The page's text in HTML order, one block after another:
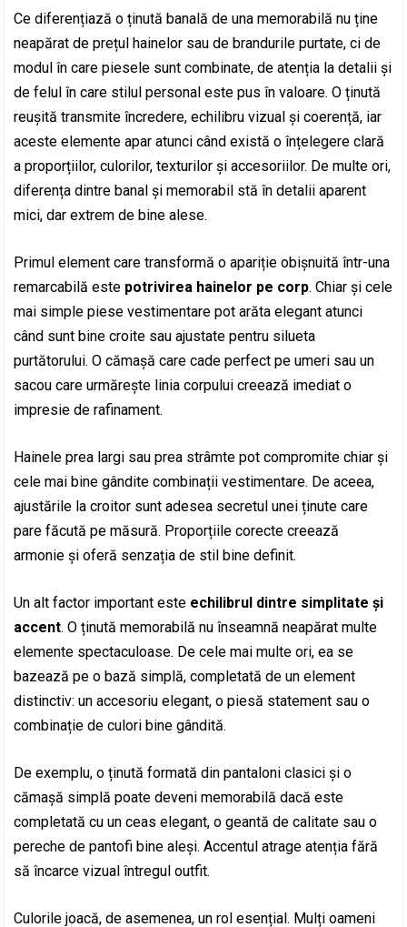
Ce diferențiază o ținută banală de una memorabilă nu ține
neapărat de prețul hainelor sau de brandurile purtate, ci de
modul în care piesele sunt combinate, de atenția la detalii și
de felul în care stilul personal este pus în valoare. O ținută
reușită transmite încredere, echilibru vizual și coerență, iar
aceste elemente apar atunci când există o înțelegere clară
a proporțiilor, culorilor, texturilor și accesoriilor. De multe ori,
diferența dintre banal și memorabil stă în detalii aparent
mici, dar extrem de bine alese.
Primul element care transformă o apariție obișnuită într-una
remarcabilă este potrivirea hainelor pe corp. Chiar și cele
mai simple piese vestimentare pot arăta elegant atunci
când sunt bine croite sau ajustate pentru silueta
purtătorului. O cămașă care cade perfect pe umeri sau un
sacou care urmărește linia corpului creează imediat o
impresie de rafinament.
Hainele prea largi sau prea strâmte pot compromite chiar și
cele mai bine gândite combinații vestimentare. De aceea,
ajustările la croitor sunt adesea secretul unei ținute care
pare făcută pe măsură. Proporțiile corecte creează
armonie și oferă senzația de stil bine definit.
Un alt factor important este echilibrul dintre simplitate și
accent. O ținută memorabilă nu înseamnă neapărat multe
elemente spectaculoase. De cele mai multe ori, ea se
bazează pe o bază simplă, completată de un element
distinctiv: un accesoriu elegant, o piesă statement sau o
combinație de culori bine gândită.
De exemplu, o ținută formată din pantaloni clasici și o
cămașă simplă poate deveni memorabilă dacă este
completată cu un ceas elegant, o geantă de calitate sau o
pereche de pantofi bine aleși. Accentul atrage atenția fără
să încarce vizual întregul outfit.
Culorile joacă, de asemenea, un rol esențial. Mulți oameni